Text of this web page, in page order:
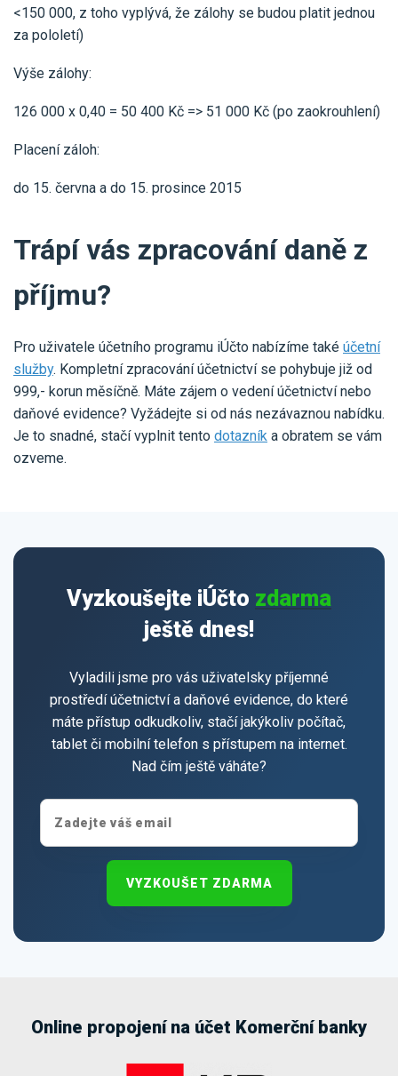
<150 000, z toho vyplývá, že zálohy se budou platit jednou
za pololetí)
Výše zálohy:
126 000 x 0,40 = 50 400 Kč => 51 000 Kč (po zaokrouhlení)
Placení záloh:
do 15. června a do 15. prosince 2015
Trápí vás zpracování daně z
příjmu?
Pro uživatele účetního programu iÚčto nabízíme také účetní
služby. Kompletní zpracování účetnictví se pohybuje již od
999,- korun měsíčně. Máte zájem o vedení účetnictví nebo
daňové evidence? Vyžádejte si od nás nezávaznou nabídku.
Je to snadné, stačí vyplnit tento dotazník a obratem se vám
ozveme.
Vyzkoušejte iÚčto zdarma
ještě dnes!
Vyladili jsme pro vás uživatelsky příjemné
prostředí účetnictví a daňové evidence, do které
máte přístup odkudkoliv, stačí jakýkoliv počítač,
tablet či mobilní telefon s přístupem na internet.
Nad čím ještě váháte?
VYZKOUŠET ZDARMA
Online propojení na účet Komerční banky